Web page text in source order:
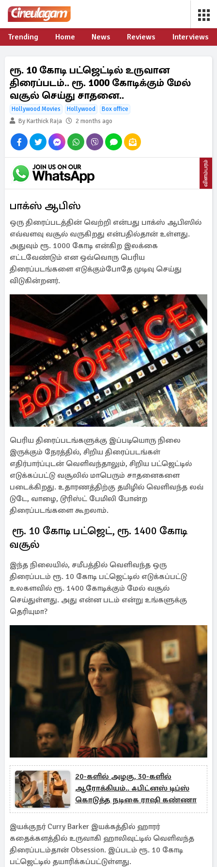
Trending Home News Reviews Interviews
ரூ. 10 கோடி பட்ஜெட்டில் உருவான
திரைப்படம்.. ரூ. 1000 கோடிக்கும் மேல்
வசூல் செய்து சாதனை..
Hollywood Movies Hollywood
Box office
By Karthick Raja
2 months ago
விளம்பரம்
பாக்ஸ் ஆபிஸ்
ஒரு திரைப்படத்தின் வெற்றி என்பது பாக்ஸ் ஆபிஸில்
எவ்வளவு வசூல் வருகிறது என்பதில்தான் உள்ளது.
அதுவும் ரூ. 1000 கோடி என்கிற இலக்கை
எட்டவேண்டும் என ஒவ்வொரு பெரிய
திரைப்படங்களை எடுக்கும்போதே முடிவு செய்து
விடுகின்றனர்.
பெரிய திரைப்படங்களுக்கு இப்படியொரு நிலை
இருக்கும் நேரத்தில், சிறிய திரைப்படங்கள்
எதிர்பார்ப்புடன் வெளிவந்தாலும், சிறிய பட்ஜெட்டில்
எடுக்கப்பட்டு வசூலில் மாபெரும் சாதனைகளை
படைக்கிறது. உதாரணத்திற்கு தமிழில் வெளிவந்த லவ்
டுடே, வாழை, டூரிஸ்ட் பேமிலி போன்ற
திரைப்படங்களை கூறலாம்.
ரூ. 10 கோடி பட்ஜெட், ரூ. 1400 கோடி
வசூல்
இந்த நிலையில், சமீபத்தில் வெளிவந்த ஒரு
திரைப்படம் ரூ. 10 கோடி பட்ஜெட்டில் எடுக்கப்பட்டு
உலகளவில் ரூ. 1400 கோடிக்கும் மேல் வசூல்
செய்துள்ளது. அது என்ன படம் என்று உங்களுக்கு
தெரியுமா?
20-களில் அழகு, 30-களில்
ஆரோக்கியம்.. ஃபிட்னஸ் டிப்ஸ்
கொடுத்த நடிகை ராஷி கண்ணா
இயக்குநர் Curry Barker இயக்கத்தில் ஹாரர்
கதைக்களத்தில் உருவாகி ஹாலிவுட்டில் வெளிவந்த
திரைப்படம்தான் Obsession. இப்படம் ரூ. 10 கோடி
பட்ஜெட்டில் தயாரிக்கப்பட்டுள்ளது.